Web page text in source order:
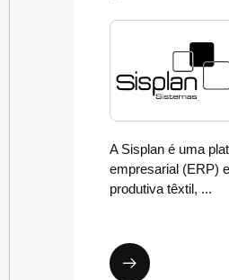
A Sisplan é uma
empresarial (ERP)
produtiva têxtil, ...